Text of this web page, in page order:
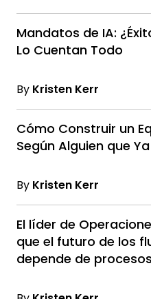
Mandatos de IA:
Lo Cuentan Todo
By Kristen Kerr
Cómo Construir un
Según Alguien que
By Kristen Kerr
El líder de
que el futuro de los
depende de